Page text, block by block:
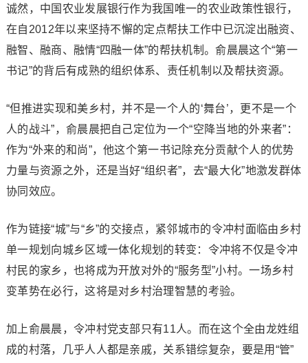
诚然，中国农业发展银行作为我国唯一的农业政策性银行，
在自2012年以来坚持不懈的定点帮扶工作中已沉淀出融资、
融智、融商、融情“四融一体”的帮扶机制。俞晨晨这个“第一
书记”的背后有成熟的组织体系、责任机制以及帮扶资源。
“但推进实现和美乡村，并不是一个人的‘舞台’，更不是一个
人的战斗”，俞晨晨把自己定位为一个“空降当地的外来者”：
作为“外来的和尚”，他这个第一书记除充分贡献个人的优势
力量与资源之外，还是当好“组织者”，去“最大化”地激发群体
协同效应。
作为链接“城”与“乡”的交接点，紧邻城市的令冲村面临由乡村
单一规划向城乡区域一体化规划的转变：令冲将不仅是令冲
村民的家乡，也将成为开放对外的“服务型”小村。一场乡村
变革势在必行，这将是对乡村治理智慧的考验。
加上俞晨晨，令冲村党支部只有11人。而在这个全由龙姓组
成的村落，几乎人人都是亲戚，关系错综复杂，要是用“管”